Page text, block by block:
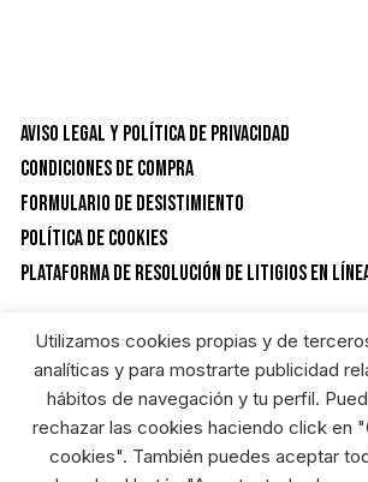
Aviso Legal y Política de privacidad
Condiciones de Compra
Formulario de desistimiento
Política de Cookies
Plataforma de resolución de litigios en
CATEGORÍAS DEL PRODUCTO
Pinturas y accesorios
Utilizamos cookies propias y de
analíticas y para mostrarte publicidad
hábitos de navegación y tu perfil.
rechazar las cookies haciendo click en
cookies". También puedes aceptar